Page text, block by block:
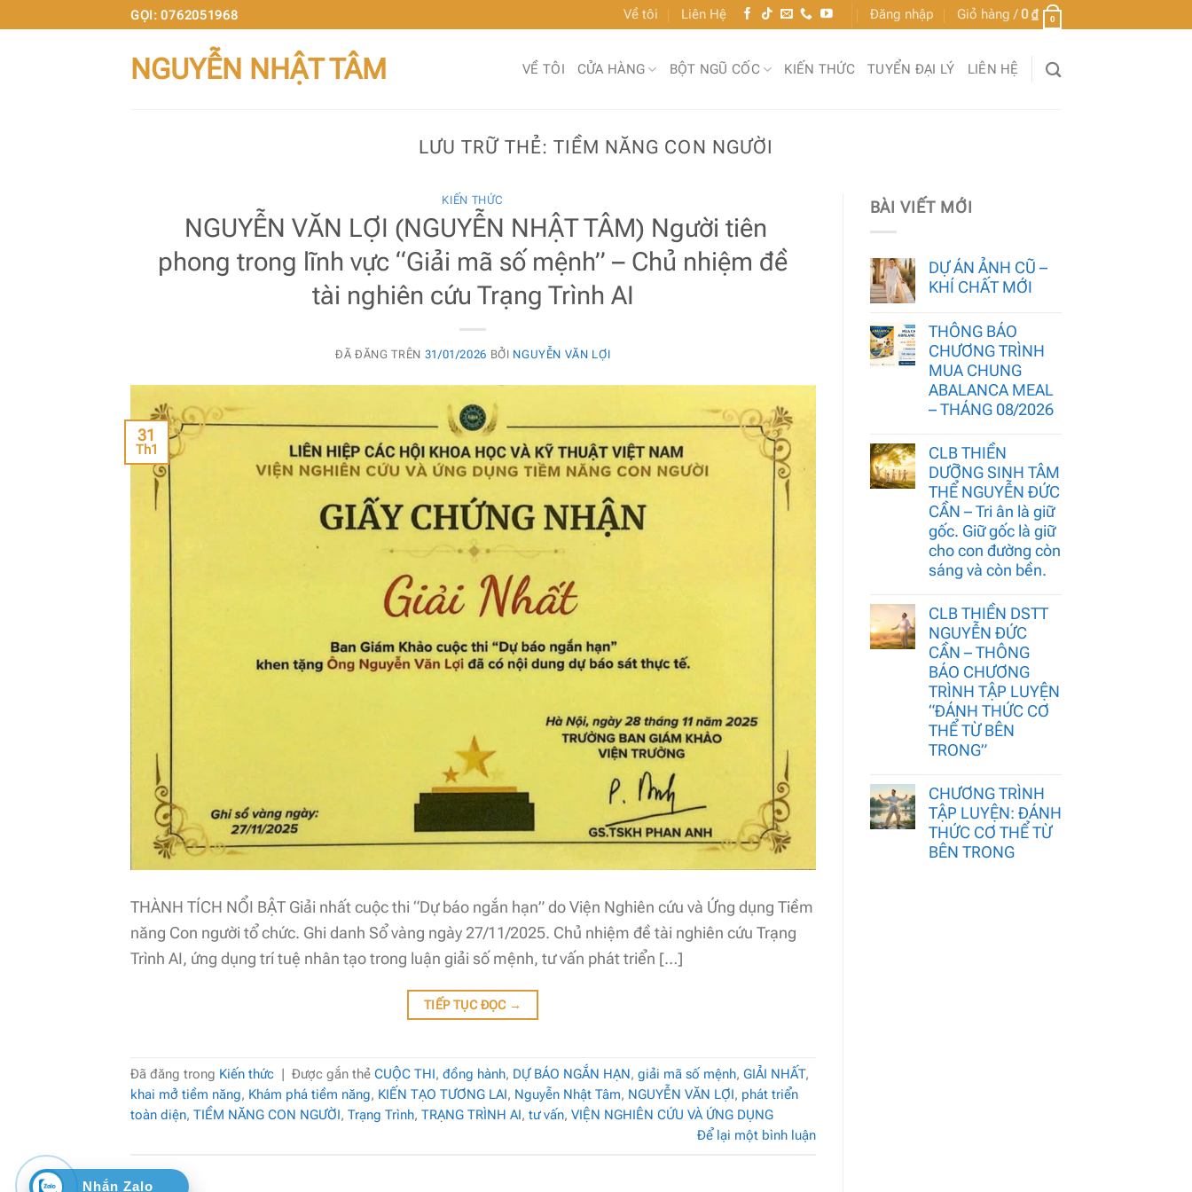
GỌI: 0762051968 Về tôi Liên Hệ Đăng nhập Giỏ hàng /0₫ 0
NGUYỄN NHẬT TÂM VỀ TÔI CỬA HÀNG BỘT NGŨ CỐC KIẾN THỨC TUYỂN ĐẠI LÝ LIÊN HỆ
LƯU TRỮ THẺ: TIỀM NĂNG CON NGƯỜI
KIẾN THỨC
NGUYỄN VĂN LỢI (NGUYỄN NHẬT TÂM) Người tiên
phong trong lĩnh vực “Giải mã số mệnh” – Chủ nhiệm đề
tài nghiên cứu Trạng Trình AI
ĐÃ ĐĂNG TRÊN 31/01/2026 BỞI NGUYỄN VĂN LỢI
31
Th1
THÀNH TÍCH NỔI BẬT Giải nhất cuộc thi “Dự báo ngắn hạn” do Viện Nghiên cứu và Ứng dụng Tiềm
năng Con người tổ chức. Ghi danh Sổ vàng ngày 27/11/2025. Chủ nhiệm đề tài nghiên cứu Trạng
Trình AI, ứng dụng trí tuệ nhân tạo trong luận giải số mệnh, tư vấn phát triển […]
TIẾP TỤC ĐỌC →
Đã đăng trong Kiến thức | Được gắn thẻ CUỘC THI, đồng hành, DỰ BÁO NGẮN HẠN, giải mã số mệnh, GIẢI NHẤT,
khai mở tiềm năng, Khám phá tiềm năng, KIẾN TẠO TƯƠNG LAI, Nguyễn Nhật Tâm, NGUYỄN VĂN LỢI, phát triển
toàn diện, TIỀM NĂNG CON NGƯỜI, Trạng Trình, TRẠNG TRÌNH AI, tư vấn, VIỆN NGHIÊN CỨU VÀ ỨNG DỤNG
Để lại một bình luận
BÀI VIẾT MỚI
DỰ ÁN ẢNH CŨ –
KHÍ CHẤT MỚI
THÔNG BÁO
CHƯƠNG TRÌNH
MUA CHUNG
ABALANCA MEAL
– THÁNG 08/2026
CLB THIỀN
DƯỠNG SINH TÂM
THỂ NGUYỄN ĐỨC
CẦN – Tri ân là giữ
gốc. Giữ gốc là giữ
cho con đường còn
sáng và còn bền.
CLB THIỀN DSTT
NGUYỄN ĐỨC
CẦN – THÔNG
BÁO CHƯƠNG
TRÌNH TẬP LUYỆN
“ĐÁNH THỨC CƠ
THỂ TỪ BÊN
TRONG”
CHƯƠNG TRÌNH
TẬP LUYỆN: ĐÁNH
THỨC CƠ THỂ TỪ
BÊN TRONG
Nhắn Zalo